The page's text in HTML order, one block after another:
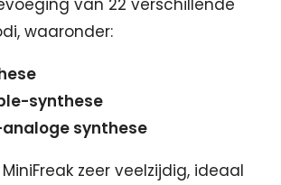
waaronder:
synthese
synthese
zeer veelzijdig, ideaal